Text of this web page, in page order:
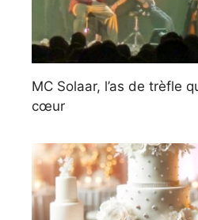
MC Solaar, l’as de trèfle
cœur